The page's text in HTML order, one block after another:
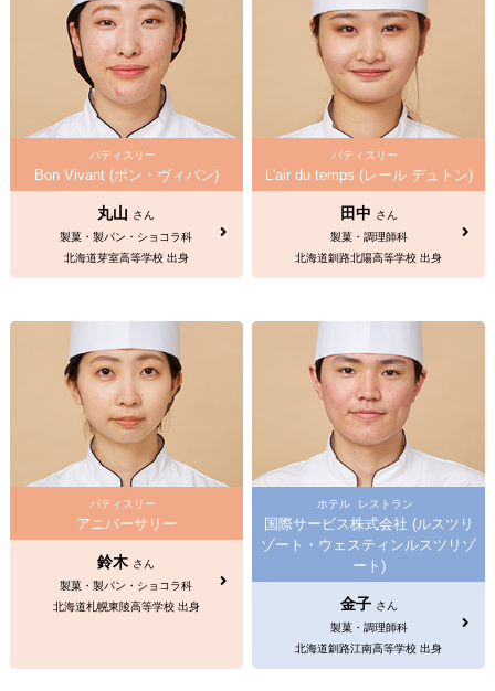
パティスリー
Bon Vivant (ボン・ヴィバン)
丸山 さん
製菓・製パン・ショコラ科
北海道芽室高等学校 出身
パティスリー
L'air du temps (レール デュトン)
田中 さん
製菓・調理師科
北海道釧路北陽高等学校 出身
パティスリー
アニバーサリー
鈴木 さん
製菓・製パン・ショコラ科
北海道札幌東陵高等学校 出身
ホテル レストラン
国際サービス株式会社 (ルスツリ
ゾート・ウェスティンルスツリゾ
ート)
金子 さん
製菓・調理師科
北海道釧路江南高等学校 出身